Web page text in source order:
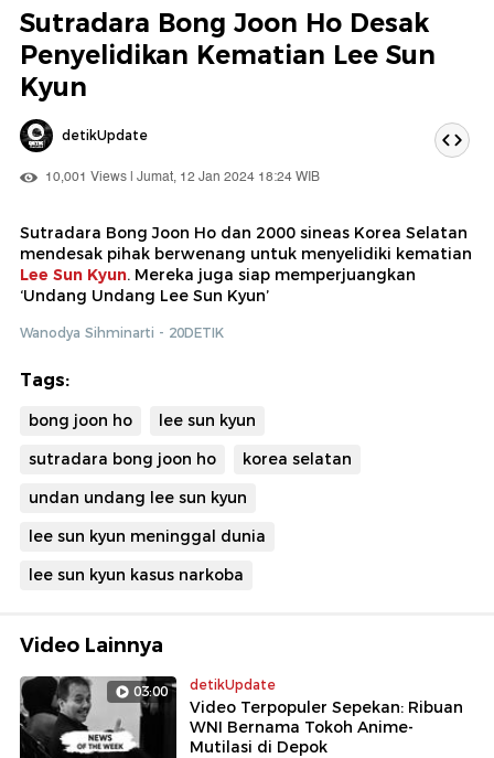
Sutradara Bong Joon Ho Desak
Penyelidikan Kematian Lee Sun
Kyun
detikUpdate
10,001 Views | Jumat, 12 Jan 2024 18:24 WIB
Sutradara Bong Joon Ho dan 2000 sineas Korea Selatan
mendesak pihak berwenang untuk menyelidiki kematian
Lee Sun Kyun. Mereka juga siap memperjuangkan
‘Undang Undang Lee Sun Kyun’
Wanodya Sihminarti - 20DETIK
Tags:
bong joon ho
lee sun kyun
sutradara bong joon ho
korea selatan
undan undang lee sun kyun
lee sun kyun meninggal dunia
lee sun kyun kasus narkoba
Video Lainnya
03:00 detikUpdate
Video Terpopuler Sepekan: Ribuan
WNI Bernama Tokoh Anime-
Mutilasi di Depok